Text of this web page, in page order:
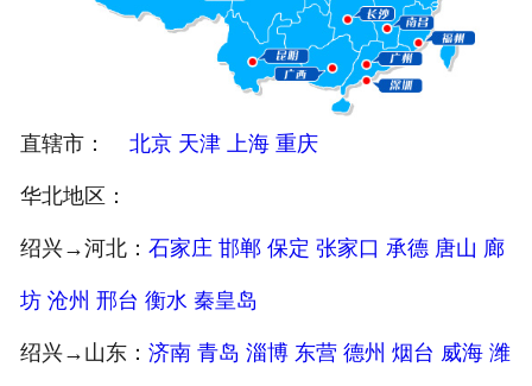
在线礼佛
在线许愿
直辖市： 北京 天津 上海 重庆
华北地区：
绍兴→河北： 石家庄 邯郸 保定 张家口 承德 唐山 廊
坊 沧州 邢台 衡水 秦皇岛
绍兴→山东： 济南 青岛 淄博 东营 德州 烟台 威海 潍